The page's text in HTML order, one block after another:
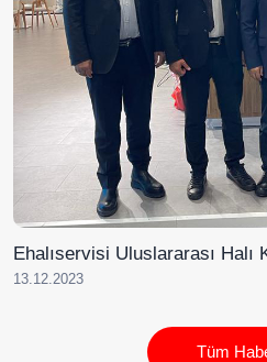
Ehalıservisi Uluslararası Halı
13.12.2023
Tüm